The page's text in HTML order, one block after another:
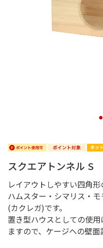
1
スクエアトンネル S
レイアウトしやすい四角
ハムスター・シマリス・
(カクレガ)です。
置き型ハウスとしての使
ますので、ケージへの壁面